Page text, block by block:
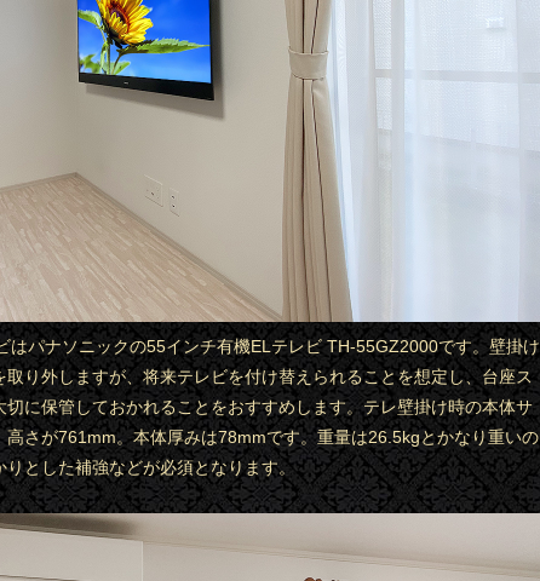
はパナソニックの55インチ有機ELテレビ TH-55GZ2000です。壁掛け
り外しますが、将来テレビを付け替えられることを想定し、台座ス
切に保管しておかれることをおすすめします。テレ壁掛け時の本体サ
さが761mm。本体厚みは78mmです。重量は26.5kgとかなり重いの
りとした補強などが必須となります。